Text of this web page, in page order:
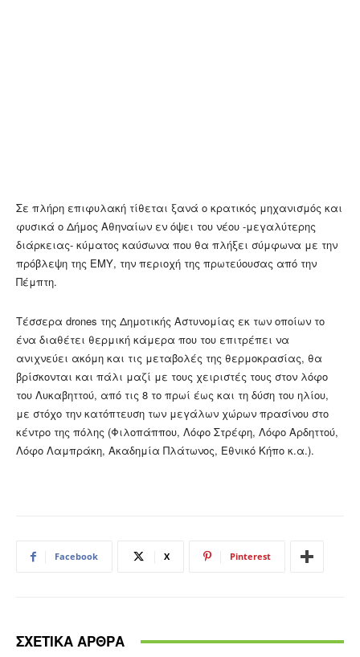
Σε πλήρη επιφυλακή τίθεται ξανά o κρατικός μηχανισμός και
φυσικά ο Δήμος Αθηναίων εν όψει του νέου -μεγαλύτερης
διάρκειας- κύματος καύσωνα που θα πλήξει σύμφωνα με την
πρόβλεψη της ΕΜΥ, την περιοχή της πρωτεύουσας από την
Πέμπτη.
Τέσσερα drones της Δημοτικής Αστυνομίας εκ των οποίων το
ένα διαθέτει θερμική κάμερα που του επιτρέπει να
ανιχνεύει ακόμη και τις μεταβολές της θερμοκρασίας, θα
βρίσκονται και πάλι μαζί με τους χειριστές τους στον λόφο
του Λυκαβηττού, από τις 8 το πρωί έως και τη δύση του ηλίου,
με στόχο την κατόπτευση των μεγάλων χώρων πρασίνου στο
κέντρο της πόλης (Φιλοπάππου, Λόφο Στρέφη, Λόφο Αρδηττού,
Λόφο Λαμπράκη, Ακαδημία Πλάτωνος, Εθνικό Κήπο κ.α.).
Facebook X Pinterest
ΣΧΕΤΙΚΑ ΑΡΘΡΑ